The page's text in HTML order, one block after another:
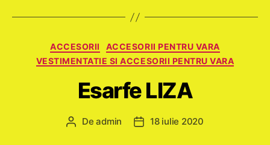
Categorii
ACCESORII
ACCESORII PENTRU VARA
VESTIMENTATIE SI ACCESORII PENTRU VARA
Esarfe LIZA
Autor
Deadmin
Dată18 iulie 2020